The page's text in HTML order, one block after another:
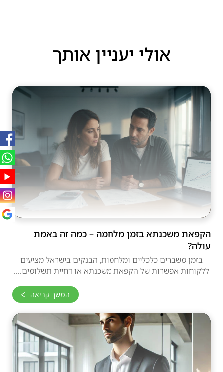
אולי יעניין אותך
הקפאת משכנתא בזמן מלחמה – כמה זה באמת
עולה?
בזמן משברים כלכליים ומלחמות, הבנקים בישראל מציעים
ללקוחות אפשרות של הקפאת משכנתא או דחיית תשלומים....
המשך קריאה